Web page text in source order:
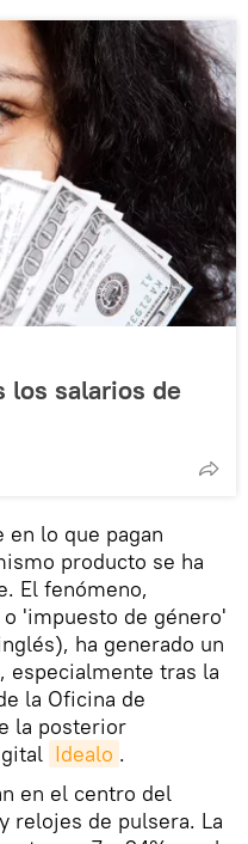
los salarios de
en lo que pagan
producto se ha
El fenómeno,
'impuesto de género'
ha generado un
especialmente tras la
la Oficina de
la posterior
Idealo .
en el centro del
relojes de pulsera. La